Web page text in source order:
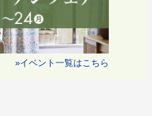
»イベント一覧はこちら